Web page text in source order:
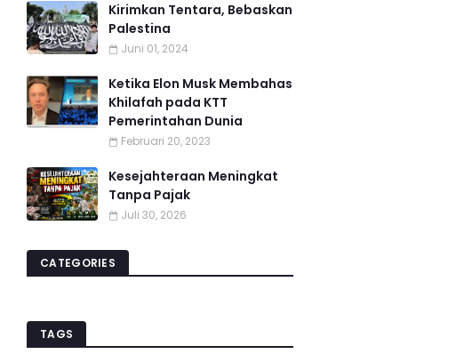
Kirimkan Tentara, Bebaskan
Palestina
Juni 01, 2024
Ketika Elon Musk Membahas
Khilafah pada KTT
Pemerintahan Dunia
Februari 20, 2023
Kesejahteraan Meningkat
Tanpa Pajak
Juli 30, 2026
CATEGORIES
TAGS